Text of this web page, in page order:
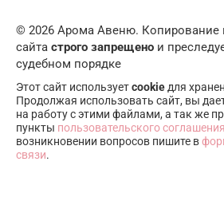
© 2026 Арома Авеню. Копирование
сайта строго запрещено и
судебном порядке
Этот сайт используетcookie для
Продолжая использовать сайт, вы
на работу с этими файлами, а так же
пункты пользовательского соглашения
возникновении вопросов пишите в
связи.